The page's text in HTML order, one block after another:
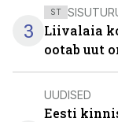
3
ST
Liivalaia
ootab uut
UUDISED
Eesti